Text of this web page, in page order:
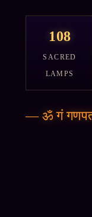
108
SACRED
LAMPS
—ॐ गं